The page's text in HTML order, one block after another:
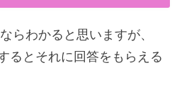
らわかると思いますが、
るとそれに回答をもらえる